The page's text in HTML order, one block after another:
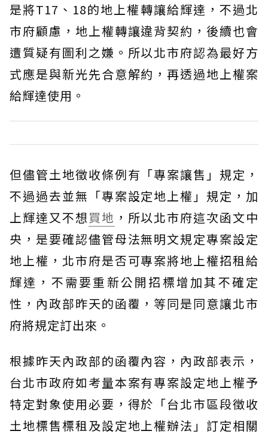
是將T17、18的地上權轉讓給輝達，不過北
市府顧慮，地上權轉讓違背契約，後續也會
遭質疑有圖利之嫌。所以北市府認為最好方
式應是與新光先合意解約，再透過地上權案
給輝達使用。
但儘管土地徵收條例有「專案讓售」規定，
不過過去並無「專案設定地上權」規定，加
上輝達又不想買地 ，所以北市府這次函文中
央，是要確認儘管母法無明文規定專案設定
地上權，北市府是否可專案將地上權招租給
輝達，不需要重新公開招標增加其不確定
性，內政部昨天的函覆，等同是同意讓北市
府將規定訂出來。
根據昨天內政部的函覆內容，內政部表示，
台北市政府如考量本案有專案設定地上權予
特定對象使用必要，得於「台北市區段徵收
土地標售標租及設定地上權辦法」訂定相關